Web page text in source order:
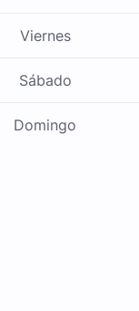
Viernes
Sábado
Domingo